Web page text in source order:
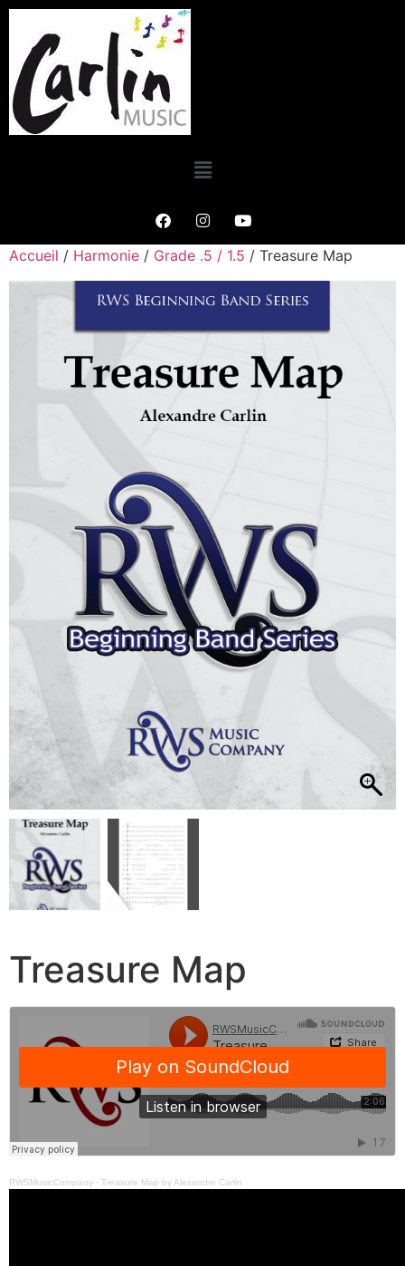
Accueil / Harmonie / Grade .5 / 1.5 / Treasure Map
Treasure Map
RWSMusicCompany · Treasure Map by Alexandre Carlin